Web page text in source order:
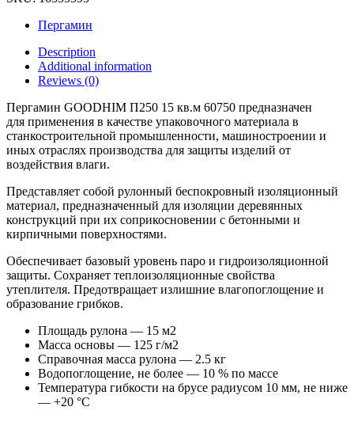
кв.м
60750
quantity
Пергамин
Description
Additional information
Reviews (0)
Пергамин GOODHIM П250 15 кв.м 60750 предназначен
для применения в качестве упаковочного материала в
станкостроительной промышленности, машиностроении и
иных отраслях производства для защиты изделий от
воздействия влаги.
Представляет собой рулонный беспокровный изоляционный
материал, предназначенный для изоляции деревянных
конструкций при их соприкосновении с бетонными и
кирпичными поверхностями.
Обеспечивает базовый уровень паро и гидроизоляционной
защиты. Сохраняет теплоизоляционные свойства
утеплителя. Предотвращает излишние влагопоглощение и
образование грибков.
Площадь рулона — 15 м2
Масса основы — 125 г/м2
Справочная масса рулона — 2.5 кг
Водопоглощение, не более — 10 % по массе
Температура гибкости на брусе радиусом 10 мм, не ниже
— +20 °C